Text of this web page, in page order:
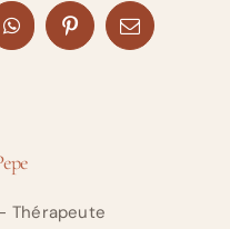
WhatsAppPinterestEmail
Thérapeute